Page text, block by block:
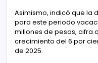
Asimismo, indicó que la
para este periodo
millones de pesos, cifra
crecimiento del 6 por
de 2025.